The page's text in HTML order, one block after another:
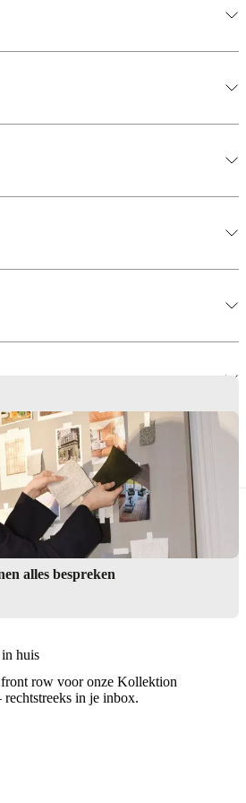
alles bespreken
huis
row voor onze Kollektion
rechtstreeks in je inbox.